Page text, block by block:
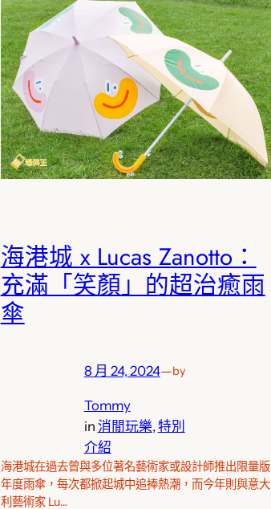
海港城 x Lucas Zanotto：
充滿「笑顏」的超治癒雨
傘
8 月 24, 2024—by
Tommy
in 消閒玩樂, 特別
介紹
海港城在過去曾與多位著名藝術家或設計師推出限量版
年度雨傘，每次都掀起城中追捧熱潮，而今年則與意大
利藝術家 Lu…